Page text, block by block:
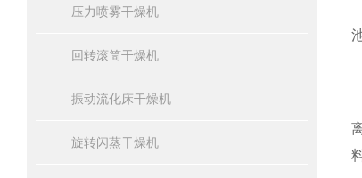
压力喷雾干燥机
回转滚筒干燥机
振动流化床干燥机
旋转闪蒸干燥机